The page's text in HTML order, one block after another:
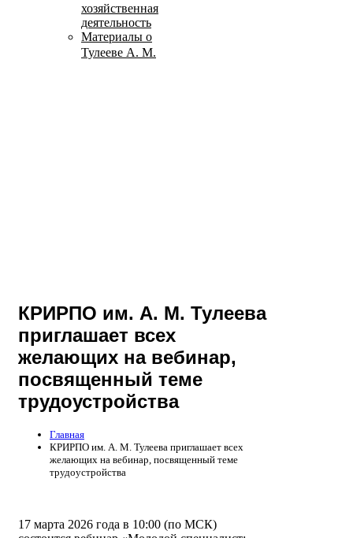
хозяйственная
деятельность
Материалы о
Тулееве А. М.
КРИРПО им. А. М. Тулеева
приглашает всех
желающих на вебинар,
посвященный теме
трудоустройства
Главная
КРИРПО им. А. М. Тулеева приглашает всех
желающих на вебинар, посвященный теме
трудоустройства
17 марта 2026 года в 10:00 (по МСК)